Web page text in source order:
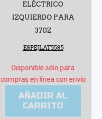
ELÉCTRICO
IZQUIERDO PARA
370Z
ESPEJLAT5585
Disponible sólo para
compras en línea con envío
AÑADIR AL
CARRITO